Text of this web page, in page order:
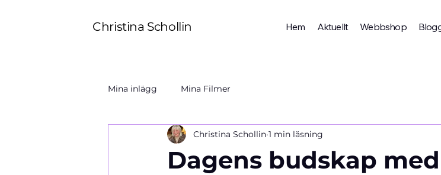
Christina Schollin Hem Aktuellt Webbshop
Mina inlägg Mina Filmer
Dagens budskap
Christina Schollin 1 min läsning